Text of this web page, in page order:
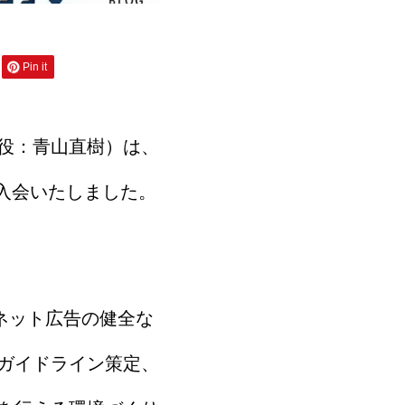
Pin it
青山直樹）は、
会いたしました。
ット広告の健全な
ドライン策定、